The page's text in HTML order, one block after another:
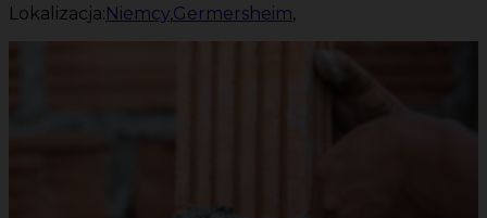
Lokalizacja:Niemcy,Germersheim,